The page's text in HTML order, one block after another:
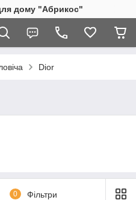
дому "Абрикос"
Dior
0 Фільтри